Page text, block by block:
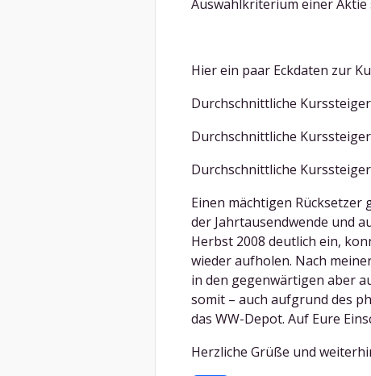
Auswahlkriterium einer Aktie
Hier ein paar Eckdaten zur
Durchschnittliche
Durchschnittliche
Durchschnittliche
Einen mächtigen Rücksetzer
der Jahrtausendwende und
Herbst 2008 deutlich ein,
wieder aufholen. Nach
in den gegenwärtigen aber
somit – auch aufgrund des
das WW-Depot. Auf Eure
Herzliche Grüße und